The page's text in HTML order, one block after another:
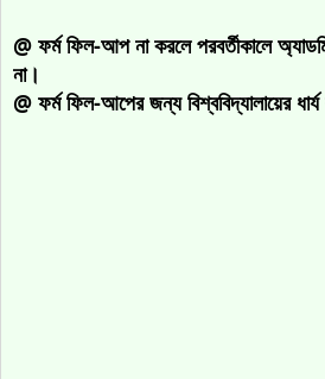
@ ফর্ম ফিল-আপ না করলে পরবর্তীকালে
না।
@ ফর্ম ফিল-আপের জন্য বিশ্ববিদ্যালায়ের